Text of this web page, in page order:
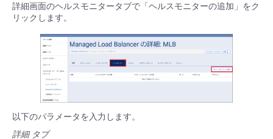
詳細画面のヘルスモニタータブで「ヘルスモニターの追加」をク
リックします。
以下のパラメータを入力します。
詳細 タブ